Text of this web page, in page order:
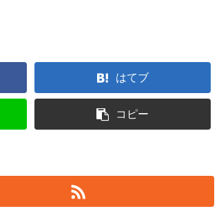
はてブ
コピー